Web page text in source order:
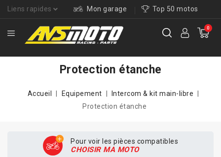
Liens rapides Mon garage Top 50 motos
0
Protection étanche
Accueil Equipement
Intercom & kit main-libre
Protection étanche
Pour voir les pièces compatibles
CHOISIR MA MOTO